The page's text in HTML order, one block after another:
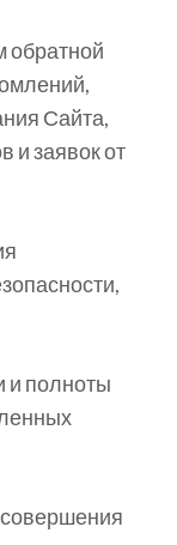
обратной
Сайта,
и заявок от
и полноты